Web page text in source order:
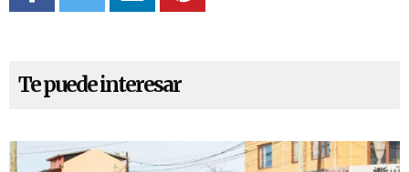
Te puede interesar